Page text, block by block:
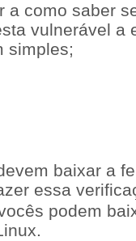
a como saber
vulnerável a
simples;
baixar a
essa
podem